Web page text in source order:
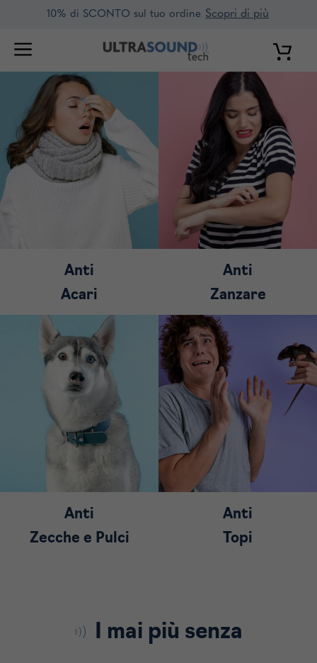
contenuto
10% di SCONTO sul tuo ordine Scopri di più
Anti
Acari
Anti
Zanzare
Anti
Zecche e Pulci
Anti
Topi
I mai più senza